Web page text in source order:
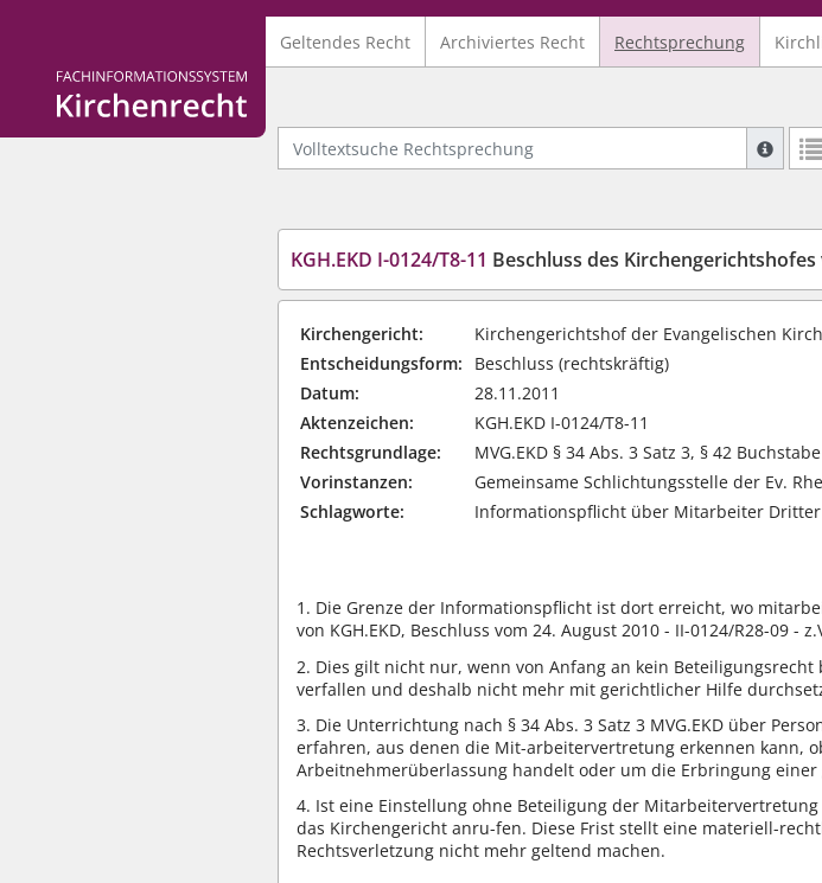
Logo Fachinformationssystem Kirchenrecht
Geltendes Recht Archiviertes Recht Rechtsprechung
Volltextsuche Rechtsprechung
Suche
Weitere
KGH.EKD I-0124/T8-11 Beschluss des Kirchengerichtshofes
Kirchengericht:
Kirchengerichtshof der Evangelischen
Entscheidungsform:
Beschluss (rechtskräftig)
Datum:
28.11.2011
Aktenzeichen:
KGH.EKD I-0124/T8-11
Rechtsgrundlage:
MVG.EKD § 34 Abs. 3 Satz 3, § 42
Vorinstanzen:
Gemeinsame Schlichtungsstelle der Ev.
Schlagworte:
Informationspflicht über Mitarbeiter Dritter
1. Die Grenze der Informationspflicht ist dort erreicht, wo
von KGH.EKD, Beschluss vom 24. August 2010 - II-0124/R28-09 -
2. Dies gilt nicht nur, wenn von Anfang an kein Beteiligungsrecht
verfallen und deshalb nicht mehr mit gerichtlicher Hilfe
3. Die Unterrichtung nach § 34 Abs. 3 Satz 3 MVG.EKD über
erfahren, aus denen die Mit-arbeitervertretung erkennen kann,
Arbeitnehmerüberlassung handelt oder um die Erbringung
4. Ist eine Einstellung ohne Beteiligung der
das Kirchengericht anru-fen. Diese Frist stellt eine materiell-
Rechtsverletzung nicht mehr geltend machen.